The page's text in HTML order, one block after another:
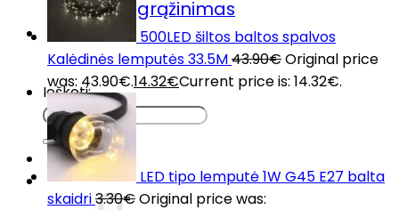
Prekių grąžinimas
Kontaktai
Ieškoti:
500LED šiltos baltos spalvos
Kalėdinės lemputės 33.5M43.90€Original price
was: 43.90€.14.32€Current price is: 14.32€.
LED tipo lemputė 1W G45 E27 balta
skaidri3.30€Original price was: